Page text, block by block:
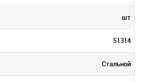
шт
51314
Стальной